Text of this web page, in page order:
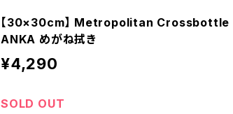
【30×30cm】 Metropolitan Crossbottle
ANKA めがね拭き
¥4,290
SOLD OUT